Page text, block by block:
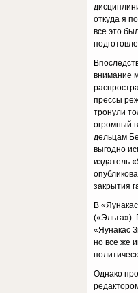
откуда я
все это
внимание
прессы
тронули
огромный
дельцам
выгодно
издатель
закрытия
В
(«Эльта»).
«Яунакас
но все же
Однако